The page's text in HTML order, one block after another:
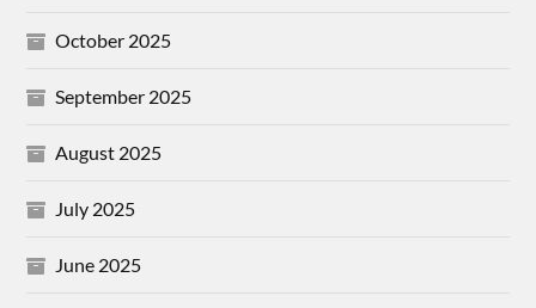
October 2025
September 2025
August 2025
July 2025
June 2025